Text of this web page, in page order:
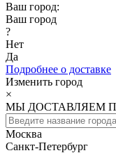
Ваш город:
Ваш город
?
Нет
Да
Подробнее о доставке
Изменить город
×
МЫ ДОСТАВЛЯЕМ
Москва
Санкт-Петербург